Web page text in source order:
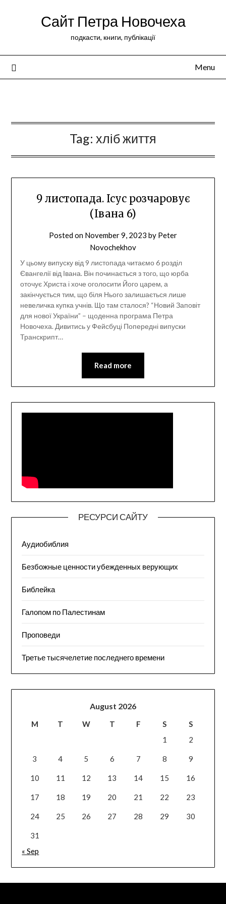
Сайт Петра Новочеха
подкасти, книги, публікації
Menu
Tag: хліб життя
9 листопада. Ісус розчаровує
(Івана 6)
Posted on November 9, 2023 by Peter
Novochekhov
У цьому випуску від 9 листопада читаємо 6 розділ
Євангелії від Івана. Він починається з того, що юрба
оточує Христа і хоче оголосити Його царем, а
закінчується тим, що біля Нього залишається лише
невеличка купка учнів. Що там сталося? “Новий Заповіт
для нової України” – щоденна програма Петра
Новочеха. Дивитись у Фейсбуці Попередні випуски
Транскрипт…
Read more
РЕСУРСИ САЙТУ
Аудиобиблия
Безбожные ценности убежденных верующих
Библейка
Галопом по Палестинам
Проповеди
Третье тысячелетие последнего времени
August 2026
M T W T F S
S
1
2
3 4 5 6 7 8 9
10 11 12 13 14 15 16
17 18 19 20 21 22 23
24 25 26 27 28 29 30
31
« Sep